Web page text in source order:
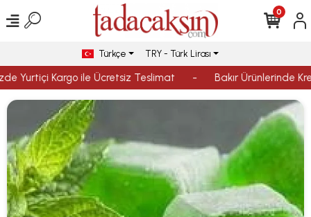
Yurtiçi Kargo ile Ücretsiz Teslimat Bakır Ürünlerinde
0
Türkçe TRY - Türk Lirası